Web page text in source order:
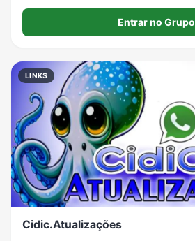
Entrar no Grupo
LINKS
Cidic.Atualizações